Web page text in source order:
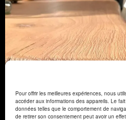
Pour offrir les meilleures expériences, nous
accéder aux informations des appareils. Le
données telles que le comportement de
de retirer son consentement peut avoir un